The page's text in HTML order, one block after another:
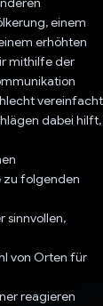
einem
erhöhten
mithilfe der
vereinfacht
dabei hilft,
zu folgenden
sinnvollen,
von Orten für
reagieren